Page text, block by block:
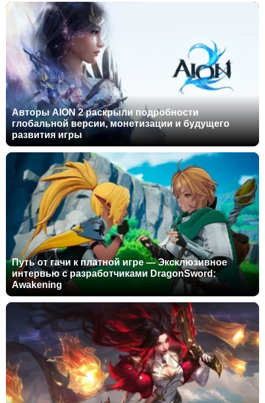
Авторы AION 2 раскрыли подробности
глобальной версии, монетизации и будущего
развития игры
Путь от гачи к платной игре — Эксклюзивное
интервью с разработчиками DragonSword:
Awakening